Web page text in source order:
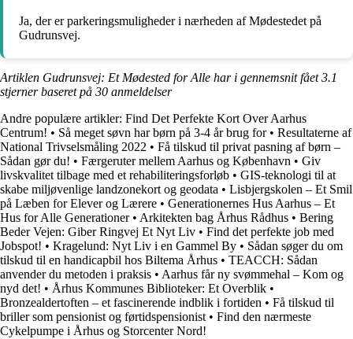
Ja, der er parkeringsmuligheder i nærheden af Mødestedet på
Gudrunsvej.
Artiklen Gudrunsvej: Et Mødested for Alle har i gennemsnit fået3.1
stjerner baseret på 30 anmeldelser
Andre populære artikler: Find Det Perfekte Kort Over Aarhus
Centrum! • Så meget søvn har børn på 3-4 år brug for• Resultaterne af
National Trivselsmåling 2022 • Få tilskud til privat pasning af børn –
Sådan gør du! • Færgeruter mellem Aarhus og København • Giv
livskvalitet tilbage med et rehabiliteringsforløb • GIS-teknologi til at
skabe miljøvenlige landzonekort og geodata • Lisbjergskolen – Et Smil
på Læben for Elever og Lærere • Generationernes Hus Aarhus – Et
Hus for Alle Generationer• Arkitekten bag Århus Rådhus • Bering
Beder Vejen: Giber Ringvej Et Nyt Liv • Find det perfekte job med
Jobspot! • Kragelund: Nyt Liv i en Gammel By • Sådan søger du om
tilskud til en handicapbil hos Biltema Århus • TEACCH: Sådan
anvender du metoden i praksis • Aarhus får ny svømmehal – Kom og
nyd det! • Århus Kommunes Biblioteker: Et Overblik •
Bronzealdertoften – et fascinerende indblik i fortiden • Få tilskud til
briller som pensionist og førtidspensionist • Find den nærmeste
Cykelpumpe i Århus og Storcenter Nord!